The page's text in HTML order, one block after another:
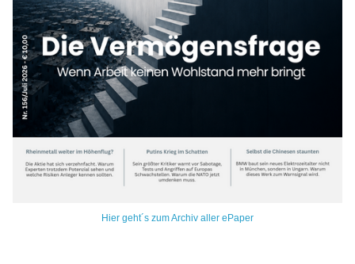
Hier geht´s zum Archiv aller ePaper